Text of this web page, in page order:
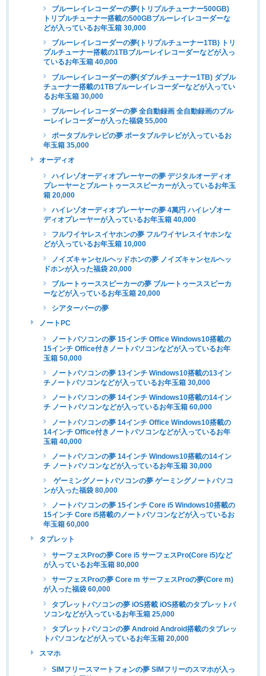
ブルーレイレコーダーの夢(トリプルチューナー500GB)
トリプルチューナー搭載の500GBブルーレイレコーダーな
どが入っているお年玉箱 30,000
ブルーレイレコーダーの夢(トリプルチューナー1TB) トリ
プルチューナー搭載の1TBブルーレイレコーダーなどが入っ
ているお年玉箱 40,000
ブルーレイレコーダーの夢(ダブルチューナー1TB) ダブル
チューナー搭載の1TBブルーレイレコーダーなどが入ってい
るお年玉箱 30,000
ブルーレイレコーダーの夢 全自動録画 全自動録画のブル
ーレイレコーダーが入った福袋 55,000
ポータブルテレビの夢 ポータブルテレビが入っているお
年玉箱 35,000
オーディオ
ハイレゾオーディオプレーヤーの夢 デジタルオーディオ
プレーヤーとブルートゥーススピーカーが入っているお年玉
箱 20,000
ハイレゾオーディオプレーヤーの夢 4萬円 ハイレゾオー
ディオプレーヤーが入っているお年玉箱 40,000
フルワイヤレスイヤホンの夢 フルワイヤレスイヤホンな
どが入っているお年玉箱 10,000
ノイズキャンセルヘッドホンの夢 ノイズキャンセルヘッ
ドホンが入った福袋 20,000
ブルートゥーススピーカーの夢 ブルートゥーススピーカ
ーなどが入っているお年玉箱 20,000
シアターバーの夢
ノートPC
ノートパソコンの夢 15インチ Office Windows10搭載の
15インチ Office付きノートパソコンなどが入っているお年
玉箱 50,000
ノートパソコンの夢 13インチ Windows10搭載の13イン
チノートパソコンなどが入っているお年玉箱 30,000
ノートパソコンの夢 14インチ Windows10搭載の14イン
チ ノートパソコンなどが入っているお年玉箱 60,000
ノートパソコンの夢 14インチ Office Windows10搭載の
14インチ Office付きノートパソコンなどが入っているお年
玉箱 40,000
ノートパソコンの夢 14インチ Windows10搭載の14イン
チ ノートパソコンなどが入っているお年玉箱 30,000
ゲーミングノートパソコンの夢 ゲーミングノートパソコ
ンが入った福袋 80,000
ノートパソコンの夢 15インチ Core i5 Windows10搭載の
15インチ Core i5搭載のノートパソコンなどが入っているお
年玉箱 60,000
タブレット
サーフェスProの夢 Core i5 サーフェスPro(Core i5)など
が入っているお年玉箱 80,000
サーフェスProの夢 Core m サーフェスProの夢(Core m)
が入った福袋 60,000
タブレットパソコンの夢 iOS搭載 iOS搭載のタブレットパ
ソコンなどが入っているお年玉箱 25,000
タブレットパソコンの夢 Android Android搭載のタブレッ
トパソコンなどが入っているお年玉箱 20,000
スマホ
SIMフリースマートフォンの夢 SIMフリーのスマホが入っ